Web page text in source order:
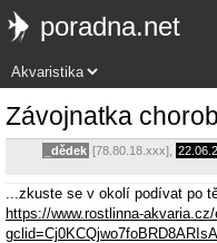
poradna.net
Závojnatka
_dědek [78.80.18.xxx],
...zkuste se v okolí podívat po
https://www.rostlinna-